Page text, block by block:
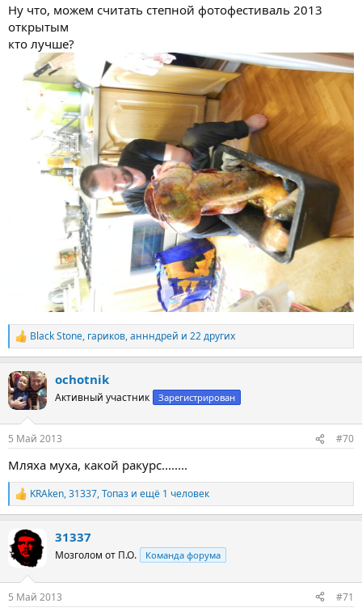
Ну что, можем считать степной фотофестиваль 2013
открытым
кто лучше?
Р
е
к
ц
и
Black Stone, гариков,аннндрей и 22 других
ochotnik
Активный участник Зарегистрирован
5 Май 2013 #70
Мляха муха, какой ракурс........
Р
е
к
ц
и
KRAken,31337,Топаз и ещё 1 человек
31337
Мозголом от П.О. Команда форума
5 Май 2013 #71